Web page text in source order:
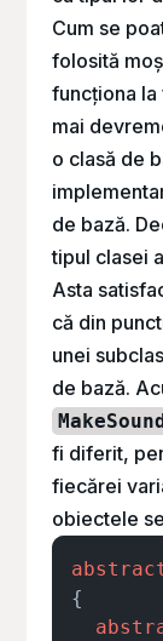
Cum se
folosită
funcționa
mai
o clasă de
de bază.
tipul clasei
Asta
că din
unei
de bază.
fi diferit,
fiecărei
obiectele
{